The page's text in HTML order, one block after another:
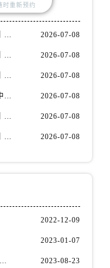
山西省运城市盐湖区河东街萧邦售后服务中心（需提前预约）
山西省太原市迎泽区迎泽街道解放路15号亨得利名表维修授权店3楼萧邦售后服务中心（需提前预约）
亲身探访萧邦南宁官方售后服务中心｜网点地址与电话（2026年7月最新） 2026-07-08
亲身探访萧邦惠州官方售后服务中心｜网点地址及热线（2026年7月最新） 2026-07-08
亲身探访萧邦唐山官方售后服务中心｜全新地址及服务热线（2026年7月最新） 2026-07-08
亲身探访萧邦乌鲁木齐官方售后服务中心｜网点地址与服务热线（2026年7月最新） 2026-07-08
亲身探访萧邦南昌官方售后服务中心｜详细地址及客服热线（2026年7月最新） 2026-07-08
亲身探访萧邦烟台官方售后服务中心｜全新官方服务电话与地址（2026年7月最新） 2026-07-08
2022-12-09
2023-01-07
萧邦表壳和表带连接处松动(如何自行修复) 2023-08-23
时重新预约